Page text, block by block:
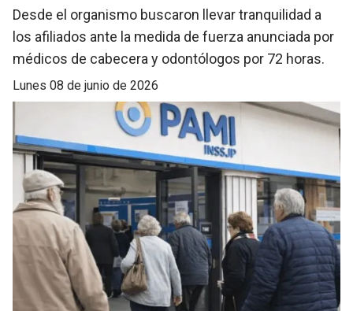
Desde el organismo buscaron llevar tranquilidad a
los afiliados ante la medida de fuerza anunciada por
médicos de cabecera y odontólogos por 72 horas.
lunes 08 de junio de 2026